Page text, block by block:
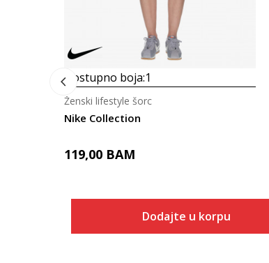
Dostupno boja:1
Nike Collection
Ženski lifestyle šorc
119,00 BAM
Dodajte u korpu